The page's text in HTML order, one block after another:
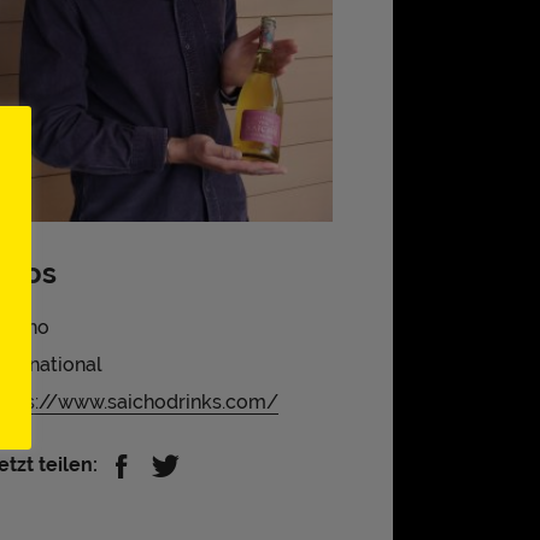
Infos
Saicho
International
https://www.saichodrinks.com/
teilen: